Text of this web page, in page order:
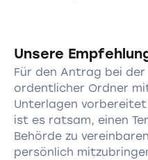
Unsere
Für den Antrag bei
ordentlicher Ordner
Unterlagen
ist es ratsam, einen
Behörde zu
persönlich